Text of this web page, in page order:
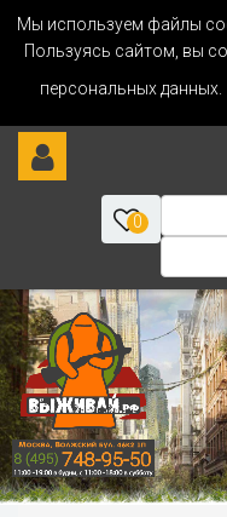
Мы используем файлы
Пользуясь сайтом, вы
персональных данных.
0